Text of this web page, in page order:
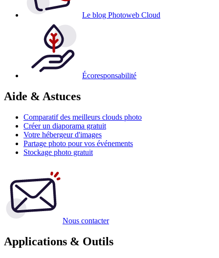
Le blog Photoweb Cloud
Écoresponsabilité
Aide & Astuces
Comparatif des meilleurs clouds photo
Créer un diaporama gratuit
Votre hébergeur d'images
Partage photo pour vos événements
Stockage photo gratuit
Nous contacter
Applications & Outils